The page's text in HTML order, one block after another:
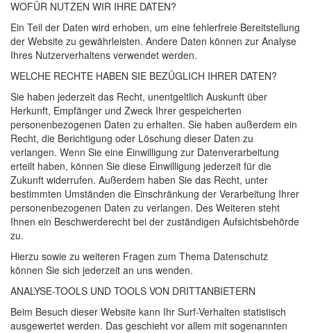
WOFÜR NUTZEN WIR IHRE DATEN?
Ein Teil der Daten wird erhoben, um eine fehlerfreie Bereitstellung
der Website zu gewährleisten. Andere Daten können zur Analyse
Ihres Nutzerverhaltens verwendet werden.
WELCHE RECHTE HABEN SIE BEZÜGLICH IHRER DATEN?
Sie haben jederzeit das Recht, unentgeltlich Auskunft über
Herkunft, Empfänger und Zweck Ihrer gespeicherten
personenbezogenen Daten zu erhalten. Sie haben außerdem ein
Recht, die Berichtigung oder Löschung dieser Daten zu
verlangen. Wenn Sie eine Einwilligung zur Datenverarbeitung
erteilt haben, können Sie diese Einwilligung jederzeit für die
Zukunft widerrufen. Außerdem haben Sie das Recht, unter
bestimmten Umständen die Einschränkung der Verarbeitung Ihrer
personenbezogenen Daten zu verlangen. Des Weiteren steht
Ihnen ein Beschwerderecht bei der zuständigen Aufsichtsbehörde
zu.
Hierzu sowie zu weiteren Fragen zum Thema Datenschutz
können Sie sich jederzeit an uns wenden.
ANALYSE-TOOLS UND TOOLS VON DRITT­ANBIETERN
Beim Besuch dieser Website kann Ihr Surf-Verhalten statistisch
ausgewertet werden. Das geschieht vor allem mit sogenannten